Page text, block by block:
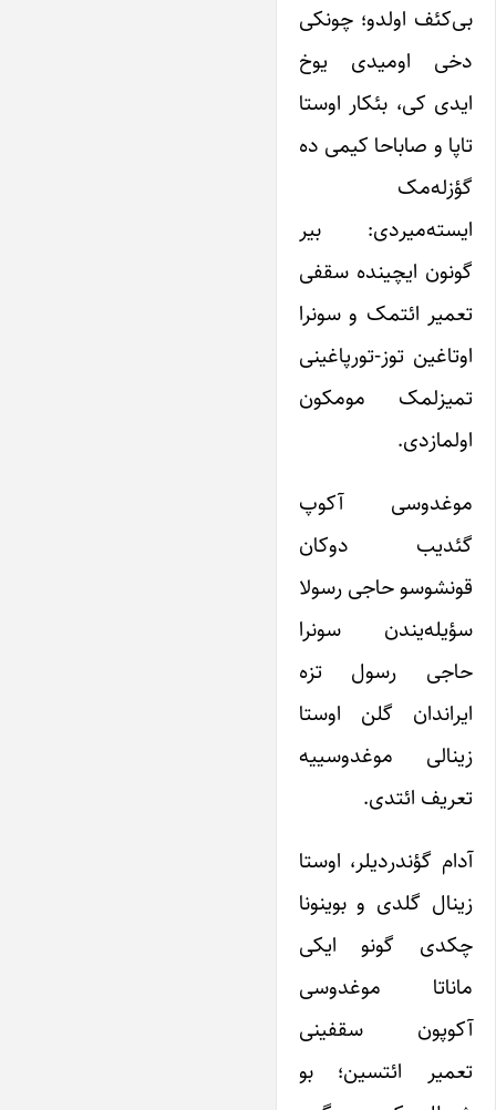
بی‌کئف اولدو؛ چونکی
دخی اومیدی یوخ
ایدی کی، بئکار اوستا
تاپا و صاباحا کیمی ده
گؤزله‌مک
ایسته‌میردی: بیر
گونون ایچینده سقفی
تعمیر ائتمک و سونرا
اوتاغین توز-تورپاغینی
تمیزلمک مومکون
اولمازدی.
موغدوسی آکوپ
گئدیب دوکان
قونشوسو حاجی رسولا
سؤیله‌یندن سونرا
حاجی رسول تزه
ایراندان گلن اوستا
زینالی موغدوسییه
تعریف ائتدی.
آدام گؤندردیلر، اوستا
زینال گلدی و بوینونا
چکدی گونو ایکی
ماناتا موغدوسی
آکوپون سقفینی
تعمیر ائتسین؛ بو